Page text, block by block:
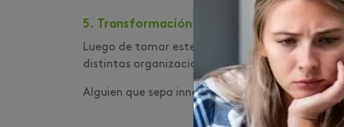
5. Transformación digital
Luego de tomar este curso estarás en la
distintas organizaciones, midiendo su
Alguien que sepa innovar, siempre será